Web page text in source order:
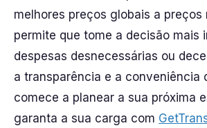
melhores preços globais a preços
permite que tome a decisão mais
despesas desnecessárias ou
a transparência e a conveniência
comece a planear a sua próxima
garanta a sua carga com